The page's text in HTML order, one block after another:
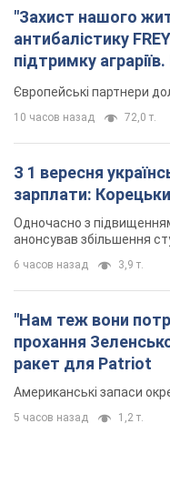
"Захист нашого
антибалістику
підтримку
Європейські партнери
10 часов назад 72,0 т.
З 1 вересня
зарплати:
Одночасно з
анонсував збільшення
6 часов назад 3,9 т.
"Нам теж вони
прохання
ракет для Patriot
Американські запаси
5 часов назад 1,2 т.